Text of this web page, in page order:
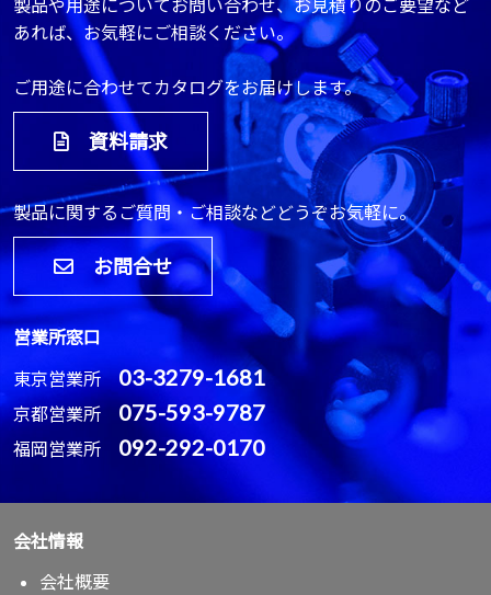
製品や用途についてお問い合わせ、お見積りのご要望など
あれば、お気軽にご相談ください。
ご用途に合わせてカタログをお届けします。
資料請求
製品に関するご質問・ご相談などどうぞお気軽に。
お問合せ
営業所窓口
東京営業所03-3279-1681
京都営業所 075-593-9787
福岡営業所 092-292-0170
会社情報
会社概要